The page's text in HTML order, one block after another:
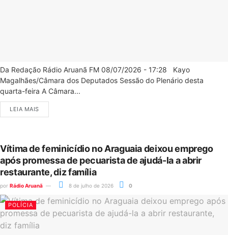
Da Redação Rádio Aruanã FM 08/07/2026 - 17:28 Kayo
Magalhães/Câmara dos Deputados Sessão do Plenário desta
quarta-feira A Câmara...
LEIA MAIS
Vítima de feminicídio no Araguaia deixou emprego
após promessa de pecuarista de ajudá-la a abrir
restaurante, diz família
por Rádio Aruanã 8 de julho de 2026 0
POLÍCIA